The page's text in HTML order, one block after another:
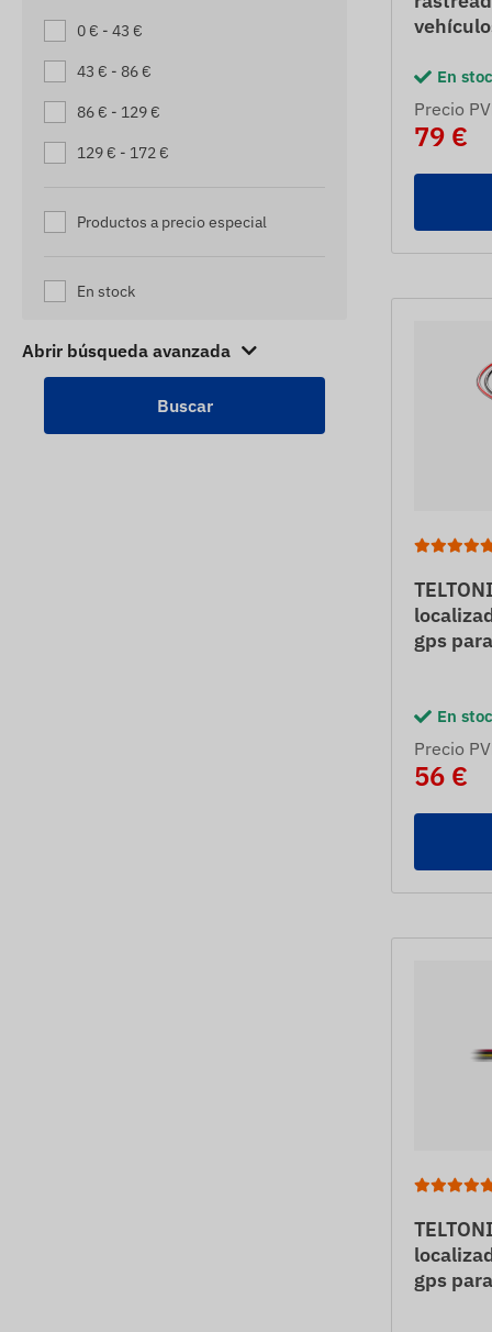
SEGUIDORES DE MONTACARGAS
SEGUIDORES DE MOTOS
SEGUIDORES DE PALETS
SEGUIDORES DE PASTOR
SEGUIDORES DE PERSONAS
0 € - 43 €
43 € - 86 €
86 € - 129 €
129 € - 172 €
Productos a precio especial
En stock
Abrir búsqueda avanzada
En
Precio
79 €
gps
En
Precio
56 €
gps